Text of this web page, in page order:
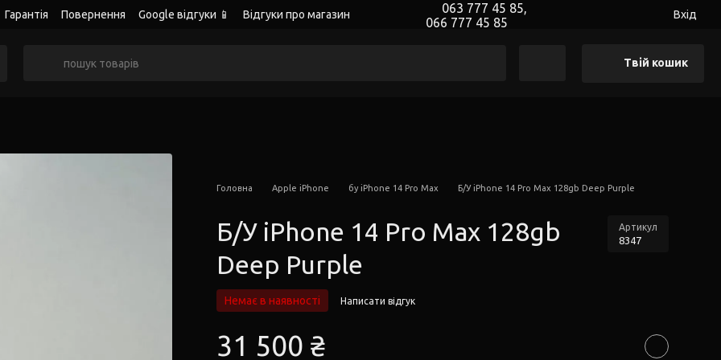
Гарантія Повернення Google відгуки 📱
Відгуки про магазин
063 777 45 85,
066 777 45 85
Вхід
Твій кошик
Головна Apple iPhone бу iPhone 14 Pro Max Б/У iPhone 14 Pro Max 128gb Deep Purple
Б/У iPhone 14 Pro Max 128gb
Deep Purple
Артикул
8347
Немає в наявності Написати відгук
31 500 ₴